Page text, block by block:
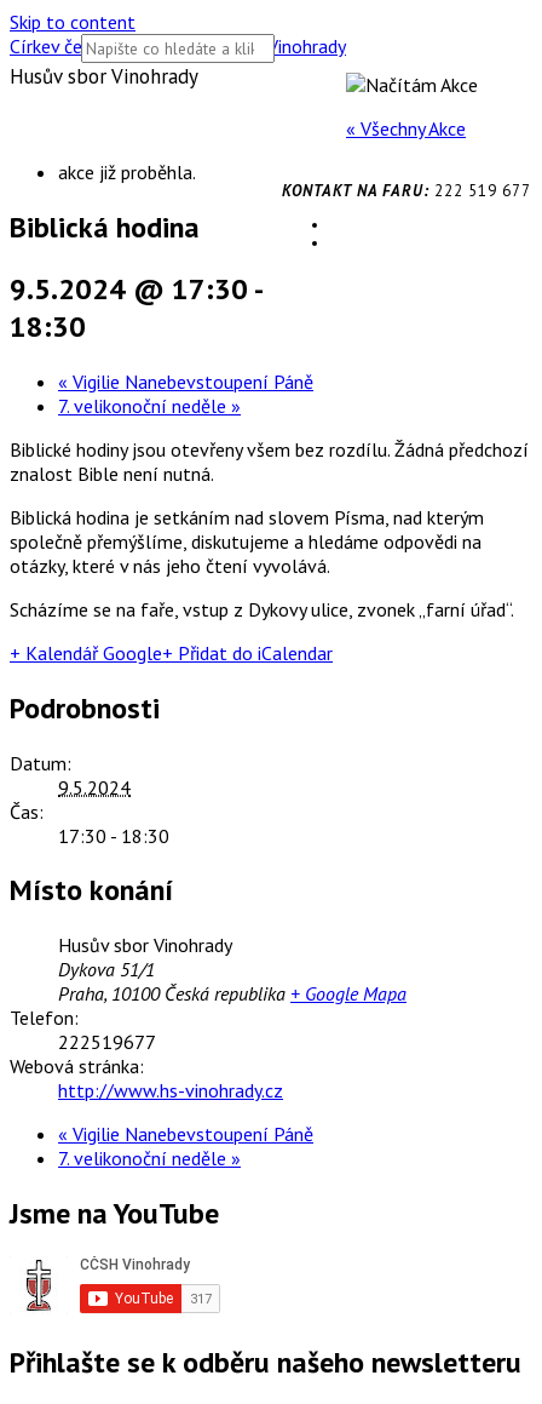
Skip to content
Církev československá husitská Vinohrady
Husův sbor Vinohrady
KONTAKT NA FARU: 222 519 677
« Všechny Akce
akce již proběhla.
Biblická hodina
9.5.2024 @ 17:30 -
18:30
« Vigilie Nanebevstoupení Páně
7. velikonoční neděle »
Biblické hodiny jsou otevřeny všem bez rozdílu. Žádná předchozí
znalost Bible není nutná.
Biblická hodina je setkáním nad slovem Písma, nad kterým
společně přemýšlíme, diskutujeme a hledáme odpovědi na
otázky, které v nás jeho čtení vyvolává.
Scházíme se na faře, vstup z Dykovy ulice, zvonek „farní úřad“.
+ Kalendář Google+ Přidat do iCalendar
Podrobnosti
Datum:
9.5.2024
Čas:
17:30 - 18:30
Místo konání
Husův sbor Vinohrady
Dykova 51/1
Praha, 10100 Česká republika + Google Mapa
Telefon:
222519677
Webová stránka:
http://www.hs-vinohrady.cz
« Vigilie Nanebevstoupení Páně
7. velikonoční neděle »
Jsme na YouTube
Přihlašte se k odběru našeho newsletteru